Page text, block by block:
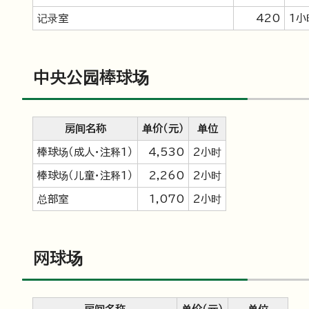
记录室 420 1小
中央公园棒球场
房间名称 单价（元） 单位
棒球场（成人・注释1） 4,530 2小时
棒球场（儿童・注释1） 2,260 2小时
总部室 1,070 2小时
网球场